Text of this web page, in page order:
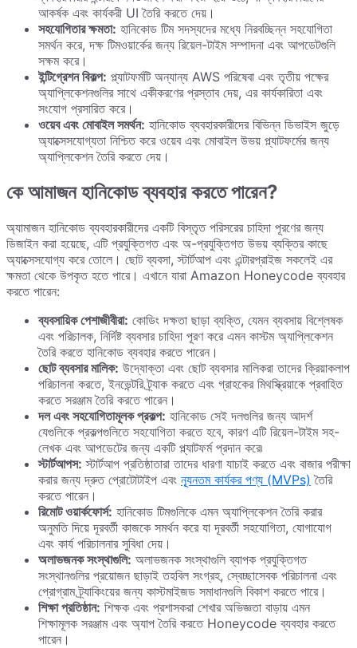
আকর্ষক এবং কার্যকরী UI তৈরি করতে দেয়।
সহযোগিতার ক্ষমতা: হানিকোড টিম সদস্যদের মধ্যে নিরবচ্ছিন্ন সহযোগিতা
সমর্থন করে, দক্ষ টিমওয়ার্কের জন্য রিয়েল-টাইম সম্পাদনা এবং আপডেটগুলি
সক্ষম করে।
ইন্টিগ্রেশন বিকল্প: প্ল্যাটফর্মটি অন্যান্য AWS পরিষেবা এবং তৃতীয় পক্ষের
অ্যাপ্লিকেশনগুলির সাথে একীকরণের প্রস্তাব দেয়, এর কার্যকারিতা এবং
সংযোগ প্রসারিত করে।
ওয়েব এবং মোবাইল সমর্থন: হানিকোড ব্যবহারকারীদের বিভিন্ন ডিভাইস জুড়ে
অ্যাক্সেসযোগ্যতা নিশ্চিত করে ওয়েব এবং মোবাইল উভয় প্ল্যাটফর্মের জন্য
অ্যাপ্লিকেশন তৈরি করতে দেয়।
কে আমাজন হানিকোড ব্যবহার করতে পারেন?
অ্যামাজন হানিকোড ব্যবহারকারীদের একটি বিস্তৃত পরিসরের চাহিদা পূরণের জন্য
ডিজাইন করা হয়েছে, এটি প্রযুক্তিগত এবং অ-প্রযুক্তিগত উভয় ব্যক্তির কাছে
অ্যাক্সেসযোগ্য করে তোলে। ছোট ব্যবসা, স্টার্টআপ এবং এন্টারপ্রাইজ সকলেই এর
ক্ষমতা থেকে উপকৃত হতে পারে। এখানে যারা Amazon Honeycode ব্যবহার
করতে পারেন:
ব্যবসায়িক পেশাজীবীরা: কোডিং দক্ষতা ছাড়া ব্যক্তি, যেমন ব্যবসায় বিশ্লেষক
এবং পরিচালক, নির্দিষ্ট ব্যবসার চাহিদা পূরণ করে এমন কাস্টম অ্যাপ্লিকেশন
তৈরি করতে হানিকোড ব্যবহার করতে পারেন।
ছোট ব্যবসার মালিক: উদ্যোক্তা এবং ছোট ব্যবসার মালিকরা তাদের ক্রিয়াকলাপ
পরিচালনা করতে, ইনভেন্টরি ট্র্যাক করতে এবং গ্রাহকের মিথস্ক্রিয়াকে প্রবাহিত
করতে সরঞ্জাম তৈরি করতে পারেন।
দল এবং সহযোগিতামূলক প্রকল্প: হানিকোড সেই দলগুলির জন্য আদর্শ
যেগুলিকে প্রকল্পগুলিতে সহযোগিতা করতে হবে, কারণ এটি রিয়েল-টাইম সহ-
লেখক এবং আপডেটের জন্য একটি প্ল্যাটফর্ম প্রদান করে৷
স্টার্টআপস: স্টার্টআপ প্রতিষ্ঠাতারা তাদের ধারণা যাচাই করতে এবং বাজার পরীক্ষা
করার জন্য দ্রুত প্রোটোটাইপ এবং ন্যূনতম কার্যকর পণ্য (MVPs) তৈরি
করতে পারেন।
রিমোট ওয়ার্কফোর্স: হানিকোড টিমগুলিকে এমন অ্যাপ্লিকেশন তৈরি করার
অনুমতি দিয়ে দূরবর্তী কাজকে সমর্থন করে যা দূরবর্তী সহযোগিতা, যোগাযোগ
এবং কার্য পরিচালনার সুবিধা দেয়।
অলাভজনক সংস্থাগুলি: অলাভজনক সংস্থাগুলি ব্যাপক প্রযুক্তিগত
সংস্থানগুলির প্রয়োজন ছাড়াই তহবিল সংগ্রহ, স্বেচ্ছাসেবক পরিচালনা এবং
প্রোগ্রাম ট্র্যাকিংয়ের জন্য কাস্টমাইজড সমাধানগুলি বিকাশ করতে পারে।
শিক্ষা প্রতিষ্ঠান: শিক্ষক এবং প্রশাসকরা শেখার অভিজ্ঞতা বাড়ায় এমন
শিক্ষামূলক সরঞ্জাম এবং অ্যাপ তৈরি করতে Honeycode ব্যবহার করতে
পারেন।